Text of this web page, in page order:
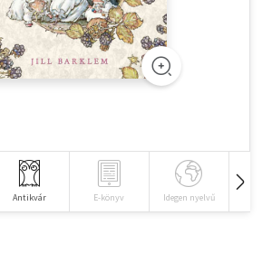
Antikvár E-könyv Idegen nyelvű